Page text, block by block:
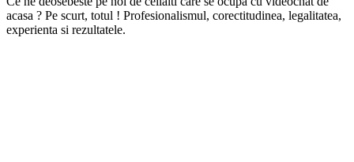
acasa ? Pe scurt, totul ! Profesionalismul, corectitudinea, legalitatea,
experienta si rezultatele.